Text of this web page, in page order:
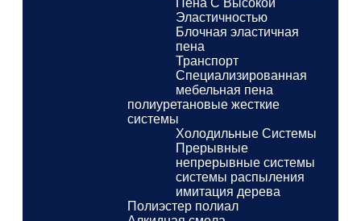
Пена С Высокой
Эластичностью
Блочная эластичная
пена
Транспорт
Специализированная
мебельная пена
полиуретановые жесткие
системы
Холодильные Системы
Прерывные
непрерывные системы
системы распыления
имитация дерева
Полиэстер полиал